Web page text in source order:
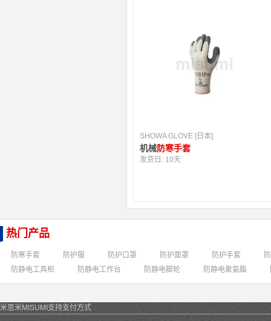
SHOWA GLOVE [日本]
机械防寒手套
发货日: 10天
热门产品
防寒手套 防护服 防护口罩 防护面罩 防护手套
防静电工具柜
防静电工作台 防静电脚轮 防静电聚氨酯
米思米MISUMI支持支付方式